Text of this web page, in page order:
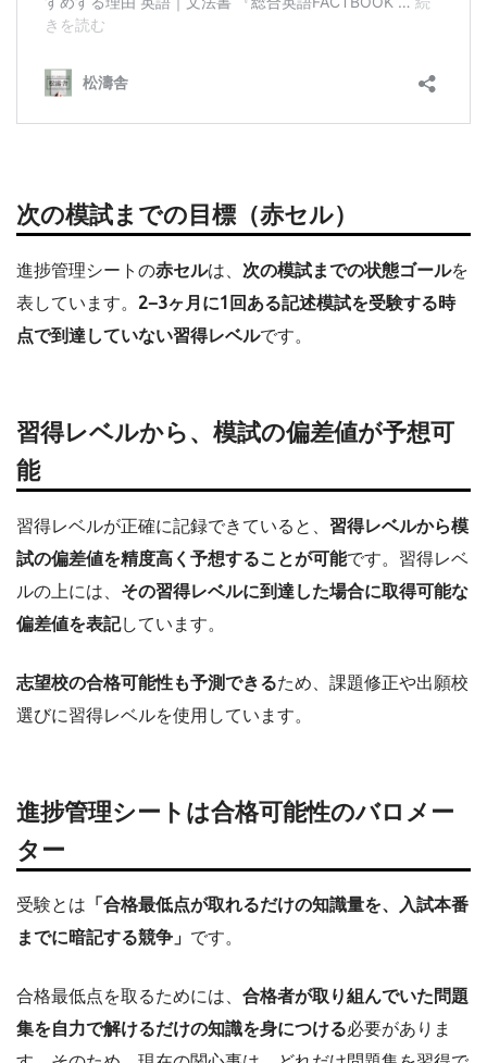
次の模試までの目標（赤セル）
進捗管理シートの赤セルは、 次の模試までの状態ゴールを
表しています。 2−3ヶ月に1回ある記述模試を受験する時
点で到達していない習得レベルです。
習得レベルから、模試の偏差値が予想可
能
習得レベルが正確に記録できていると、 習得レベルから模
試の偏差値を精度高く予想することが可能です。習得レベ
ルの上には、 その習得レベルに到達した場合に取得可能な
偏差値を表記しています。
志望校の合格可能性も予測できるため、課題修正や出願校
選びに習得レベルを使用しています。
進捗管理シートは合格可能性のバロメー
ター
受験とは 「合格最低点が取れるだけの知識量を、入試本番
までに暗記する競争」 です。
合格最低点を取るためには、 合格者が取り組んでいた問題
集を自力で解けるだけの知識を身につける必要がありま